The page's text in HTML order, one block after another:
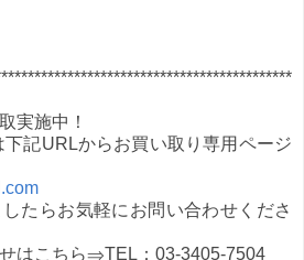
実施中！
記URLからお買い取り専用ページ
たらお気軽にお問い合わせくださ
はこちら⇒TEL：03-3405-7504